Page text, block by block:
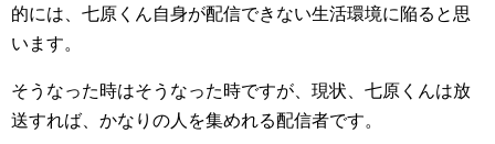
的には、七原くん自身が配信できない生活環境に陥ると思
います。
そうなった時はそうなった時ですが、現状、七原くんは放
送すれば、かなりの人を集めれる配信者です。